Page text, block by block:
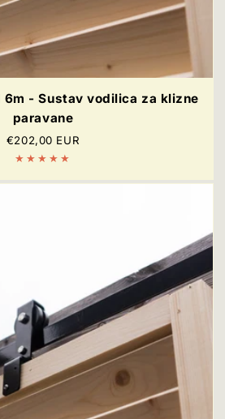
6m - Sustav vodilica za klizne
paravane
Redovna
cijena
€202,00 EUR